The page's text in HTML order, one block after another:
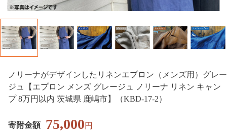
ノリーナがデザインしたリネンエプロン（メンズ用）グレー
ジュ【エプロン メンズ グレージュ ノリーナ リネン キャン
プ 8万円以内 茨城県 鹿嶋市】（KBD-17-2）
寄附金額 75,000円